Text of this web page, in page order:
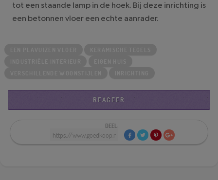
tot een staande lamp in de hoek. Bij deze inrichting is
een betonnen vloer een echte aanrader.
REAGEER
DEEL: